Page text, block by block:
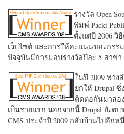
รางวัล Open
พิมพ์ Packt
ตั้งแต่ปี 2006
เว็บไซต์ และการให้คะแนนของกร
ปัจจุบันมีการมอบรางวัลปีละ 5 สาขา
ในปี 2009 ทาง
ยกให้ Drupal ซึ่
ติดต่อกันมาสอ
เป็นรายแรก นอกจากนี้ Drupal ยังตบร
CMS ประจำปี 2009 กลับบ้านไปอีกห